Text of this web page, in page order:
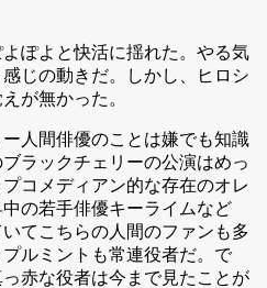
ぽよと快活に揺れた。やる気
じの動きだ。しかし、ヒロシ
が無かった。
人間俳優のことは嫌でも知識
ラックチェリーの公演はめっ
コメディアン的な存在のオレ
の若手俳優キーライムなど
てこちらの人間のファンも多
ルミントも常連役者だ。で
赤な役者は今まで見たことが